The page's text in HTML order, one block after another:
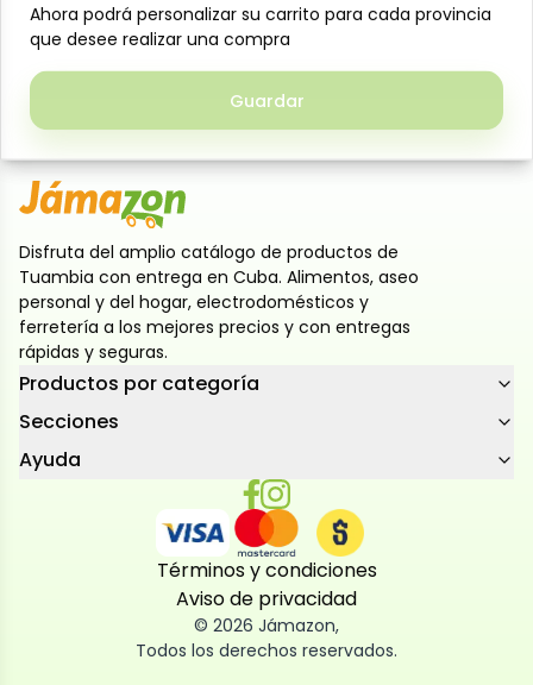
a leche, ideales para disfrutar solas, acompañar
café o preparar postres. Su práctico formato de 350
g es perfecto para compartir en familia o tener
siempre a mano en casa
Disfruta del amplio catálogo de productos de
Tuambia con entrega en Cuba. Alimentos, aseo
personal y del hogar, electrodomésticos y
ferretería a los mejores precios y con entregas
rápidas y seguras.
Productos por categoría
Secciones
Ayuda
Términos y condiciones
Aviso de privacidad
© 2026 Jámazon,
Todos los derechos reservados.
Ahora podrá personalizar su carrito para cada provincia
que desee realizar una compra
Guardar
Ahora podrá personalizar su carrito para cada provincia
que desee realizar una compra
Guardar